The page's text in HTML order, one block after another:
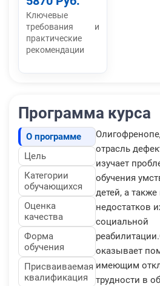
Ключевые
требования и
практические
рекомендации
Программа курса
О программе
Цель
Категории
обучающихся
Оценка
качества
Форма
обучения
Присваиваемая
квалификация
отрасль
изучает
обучения
детей, а
недостатков
социальной
оказывает
имеющим
трудности в